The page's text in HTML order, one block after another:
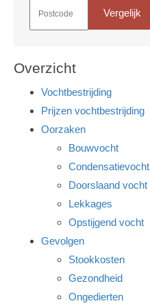
Vergelijk
Overzicht
Vochtbestrijding
Prijzen vochtbestrijding
Oorzaken
Bouwvocht
Condensatievocht
Doorslaand vocht
Lekkages
Opstijgend vocht
Gevolgen
Stookkosten
Gezondheid
Ongedierten